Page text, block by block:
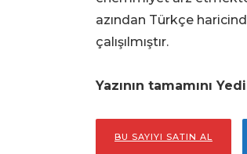
azından Türkçe
çalışılmıştır.
Yazının tamamını
BU SAYIYI SATIN AL